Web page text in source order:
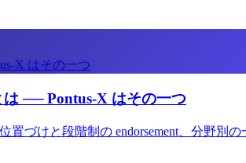
X はその一つ
── Pontus-X はその一つ
置づけと段階制の endorsement、分野別